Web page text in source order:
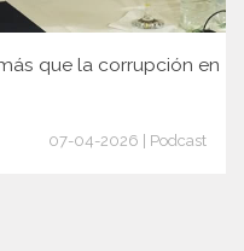
que la corrupción en
07-04-2026 | Podcast